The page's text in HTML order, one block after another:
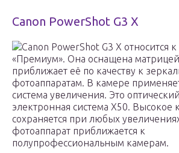
Canon PowerShot G3 X
Canon PowerShot G3 X относится
«Премиум». Она оснащена матрицей
приближает её по качеству к
фотоаппаратам. В камере
система увеличения. Это
электронная система Х50. Высокое
сохраняется при любых
фотоаппарат приближается к
полупрофессиональным камерам.